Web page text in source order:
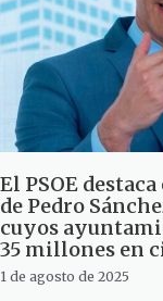
El PSOE
de Pedro
cuyos
35 millones en
1 de agosto de 2025